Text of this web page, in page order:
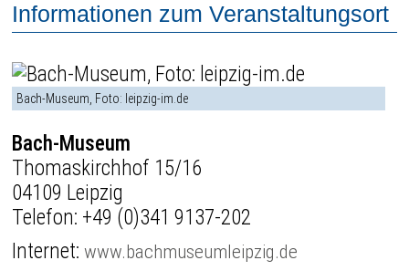
Informationen zum Veranstaltungsort
Bach-Museum, Foto: leipzig-im.de
Bach-Museum
Thomaskirchhof 15/16
04109 Leipzig
Telefon: +49 (0)341 9137-202
Internet:www.bachmuseumleipzig.de